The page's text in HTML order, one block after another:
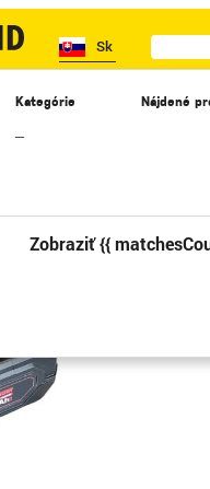
Sk
Kategórie
–
Nájdené
Zobraziť {{
Akcie Novinky II. TRIEDA